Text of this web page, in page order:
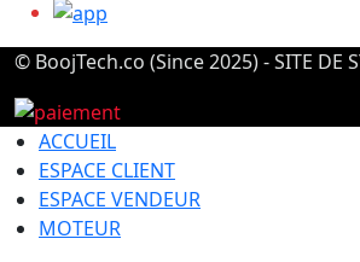
© BoojTech.co (Since 2025) - SITE DE
ACCUEIL
ESPACE CLIENT
ESPACE VENDEUR
MOTEUR